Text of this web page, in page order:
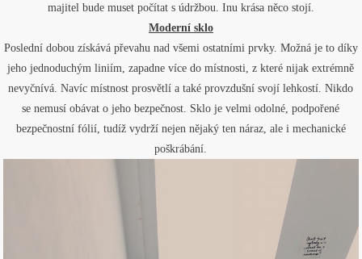
majitel bude muset počítat s údržbou. Inu krása něco stojí.
Moderní sklo
Poslední dobou získává převahu nad všemi ostatními prvky. Možná je to díky
jeho jednoduchým liniím, zapadne více do místnosti, z které nijak extrémně
nevyčnívá. Navíc místnost prosvětlí a také provzdušní svojí lehkostí. Nikdo
se nemusí obávat o jeho bezpečnost. Sklo je velmi odolné, podpořené
bezpečnostní fólií, tudíž vydrží nejen nějaký ten náraz, ale i mechanické
poškrábání.